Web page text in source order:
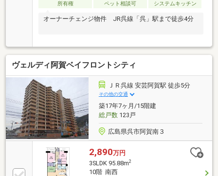
費用、月々の各種費用必要）
所有権
ペット相談可 システムキッチン
オーナーチェンジ物件 JR呉線「呉」駅まで徒歩4分
ヴェルディ阿賀ベイフロントシティ
ＪＲ呉線 安芸阿賀駅 徒歩5分
その他の交通
築17年7ヶ月/15階建
総戸数123戸
広島県呉市阿賀南３
2,890万円
3SLDK 95.88m2
10階 南西